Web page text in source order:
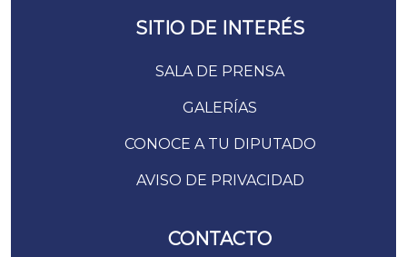
SITIO DE INTERÉS
SALA DE PRENSA
GALERÍAS
CONOCE A TU DIPUTADO
AVISO DE PRIVACIDAD
CONTACTO